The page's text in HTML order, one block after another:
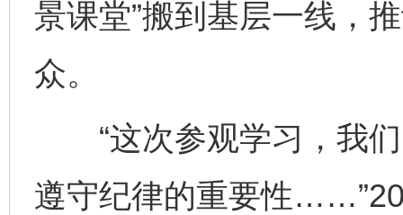
景课堂”搬到基层一线，
众。
“这次参观学习，我们‘
遵守纪律的重要性